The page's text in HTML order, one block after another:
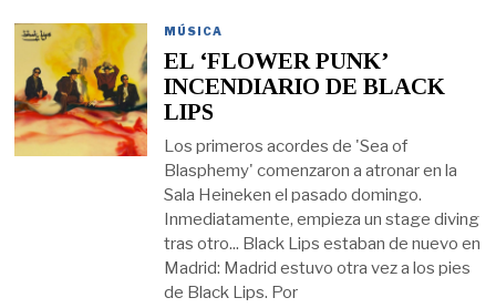
MÚSICA
EL ‘FLOWER PUNK’
INCENDIARIO DE BLACK
LIPS
Los primeros acordes de 'Sea of
Blasphemy' comenzaron a atronar en la
Sala Heineken el pasado domingo.
Inmediatamente, empieza un stage diving
tras otro... Black Lips estaban de nuevo en
Madrid: Madrid estuvo otra vez a los pies
de Black Lips. Por